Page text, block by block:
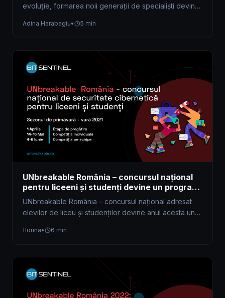
evoluție, formarea noii generații de specialiști devine
Adina Harabagiu• 5 min
UNbreakable România – concursul național
pentru liceeni și studenți devine un program
de educare în securitate cibernetică în 2021
UNbreakable România – concursul național adresat
elevilor de liceu și studenților devine anul acesta un
florina• 6 min